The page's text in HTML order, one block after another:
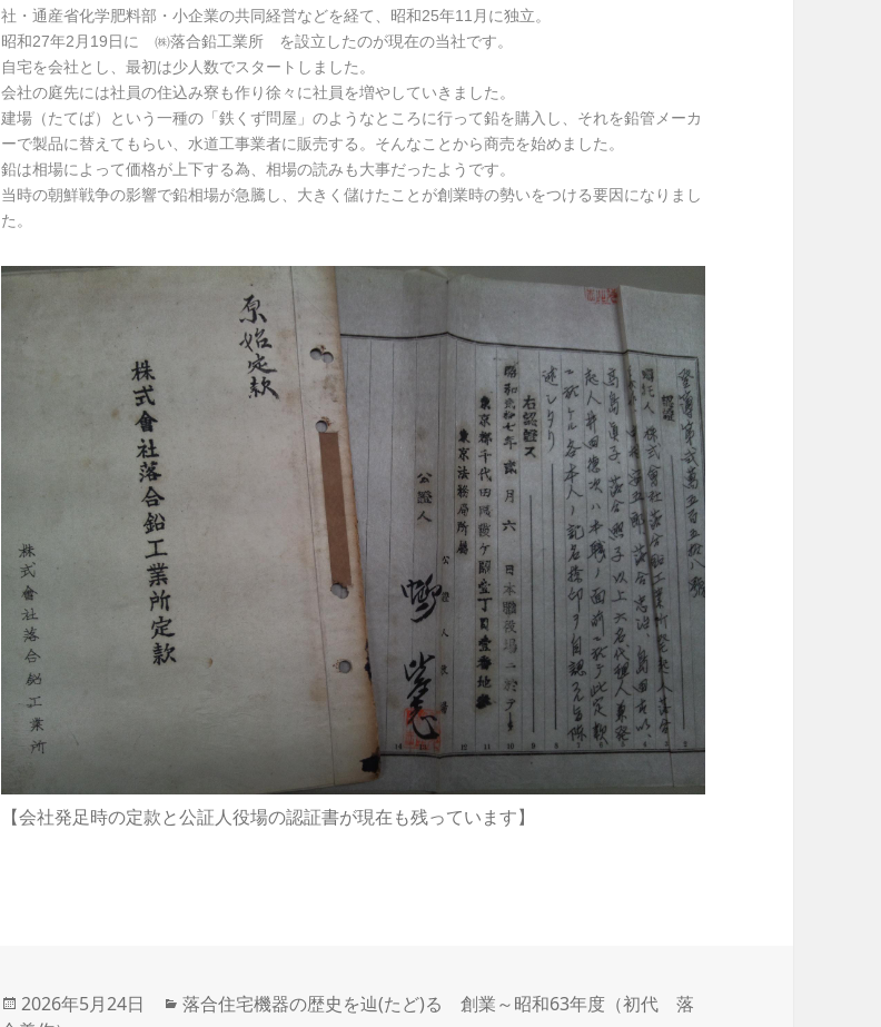
社・通産省化学肥料部・小企業の共同経営などを経て、昭和25年11月に独立。
昭和27年2月19日に ㈱落合鉛工業所 を設立したのが現在の当社です。
自宅を会社とし、最初は少人数でスタートしました。
会社の庭先には社員の住込み寮も作り徐々に社員を増やしていきました。
建場（たてば）という一種の「鉄くず問屋」のようなところに行って鉛を購入し、それを鉛管メーカ
ーで製品に替えてもらい、水道工事業者に販売する。そんなことから商売を始めました。
鉛は相場によって価格が上下する為、相場の読みも大事だったようです。
当時の朝鮮戦争の影響で鉛相場が急騰し、大きく儲けたことが創業時の勢いをつける要因になりまし
た。
【会社発足時の定款と公証人役場の認証書が現在も残っています】
投
2026年5月24日
カ
落合住宅機器の歴史を辿(たど)る 創業～昭和63年度（初代 落